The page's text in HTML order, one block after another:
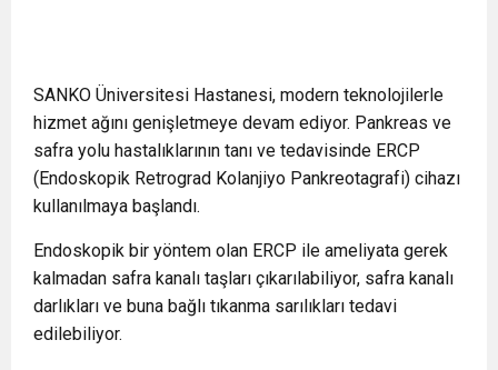
SANKO Üniversitesi Hastanesi, modern teknolojilerle
hizmet ağını genişletmeye devam ediyor. Pankreas ve
safra yolu hastalıklarının tanı ve tedavisinde ERCP
(Endoskopik Retrograd Kolanjiyo Pankreotagrafi) cihazı
kullanılmaya başlandı.
Endoskopik bir yöntem olan ERCP ile ameliyata gerek
kalmadan safra kanalı taşları çıkarılabiliyor, safra kanalı
darlıkları ve buna bağlı tıkanma sarılıkları tedavi
edilebiliyor.